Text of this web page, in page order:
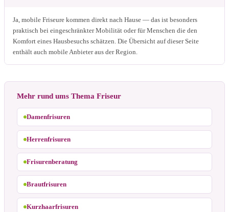
Ja, mobile Friseure kommen direkt nach Hause — das ist besonders
praktisch bei eingeschränkter Mobilität oder für Menschen die den
Komfort eines Hausbesuchs schätzen. Die Übersicht auf dieser Seite
enthält auch mobile Anbieter aus der Region.
Mehr rund ums Thema Friseur
Damenfrisuren
Herrenfrisuren
Frisurenberatung
Brautfrisuren
Kurzhaarfrisuren